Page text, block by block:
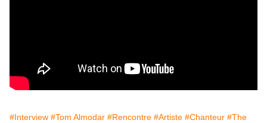
#Interview #Tom Almodar #Rencontre #Artiste #Chanteur #The